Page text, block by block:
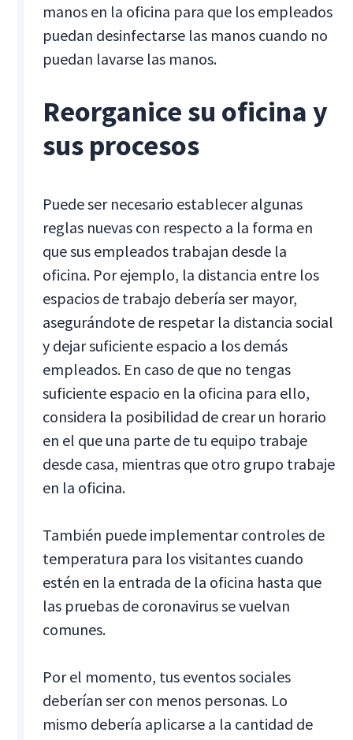
manos en la oficina para que los empleados
puedan desinfectarse las manos cuando no
puedan lavarse las manos.
Reorganice su oficina y
sus procesos
Puede ser necesario establecer algunas
reglas nuevas con respecto a la forma en
que sus empleados trabajan desde la
oficina. Por ejemplo, la distancia entre los
espacios de trabajo debería ser mayor,
asegurándote de respetar la distancia social
y dejar suficiente espacio a los demás
empleados. En caso de que no tengas
suficiente espacio en la oficina para ello,
considera la posibilidad de crear un horario
en el que una parte de tu equipo trabaje
desde casa, mientras que otro grupo trabaje
en la oficina.
También puede implementar controles de
temperatura para los visitantes cuando
estén en la entrada de la oficina hasta que
las pruebas de coronavirus se vuelvan
comunes.
Por el momento, tus eventos sociales
deberían ser con menos personas. Lo
mismo debería aplicarse a la cantidad de